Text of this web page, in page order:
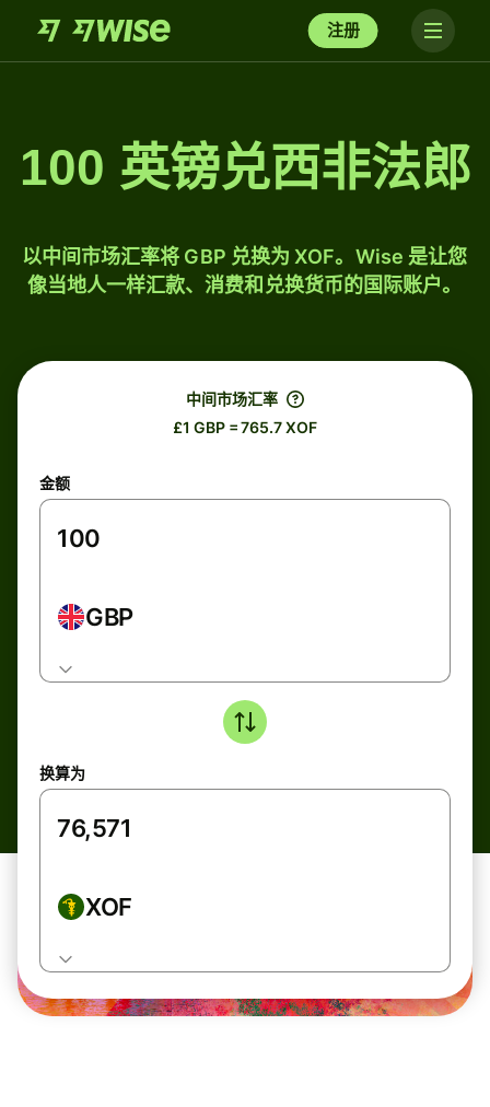
注册
100 英镑兑西非法郎
以中间市场汇率将 GBP 兑换为 XOF。Wise 是让您
像当地人一样汇款、消费和兑换货币的国际账户。
中间市场汇率
£1 GBP = 765.7 XOF
金额
GBP
换算为
XOF